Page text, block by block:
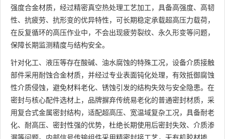
强度合金材质，经过精密真空热处理工艺加工，具备高强度、高韧
性、抗疲劳、抗形变的优异特性，可长期稳定承载超高压力载荷，
在反复循环的高压作业中，不会出现疲劳裂纹、永久形变等问题，
保障长期监测精度与结构安全。
针对化工、液压等存在酸碱、油水腐蚀的特殊工况，设备介质接触
部件采用耐蚀合金材质，并经过专业表面钝化处理，有效抵御腐蚀
性介质侵蚀，避免材料老化、锈蚀引发的结构失效与安全隐患。在
密封与核心配件选材上，品牌摒弃传统易老化的普通密封材质，采
用复合式金属密封结构，适配超高压、宽温域复杂工况，具备耐老
化、耐高压、密封性强的优势，杜绝长期使用后密封失效、介质渗
漏等问题。内部信号传输组件采用精密封接工艺，无有机胶材掺